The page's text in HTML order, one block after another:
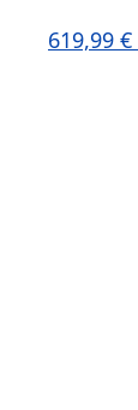
619,99 €